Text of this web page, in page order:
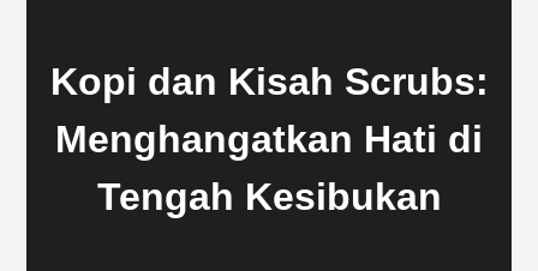
Kopi dan Kisah Scrubs:
Menghangatkan Hati di
Tengah Kesibukan